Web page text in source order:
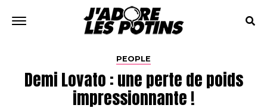
PEOPLE
Demi Lovato : une perte de poids
impressionnante !